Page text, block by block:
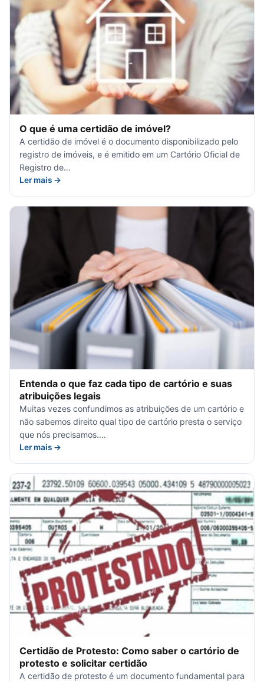
O que é uma certidão de imóvel?
A certidão de imóvel é o documento disponibilizado pelo
registro de imóveis, e é emitido em um Cartório Oficial de
Registro de…
Ler mais →
Entenda o que faz cada tipo de cartório e suas
atribuições legais
Muitas vezes confundimos as atribuições de um cartório e
não sabemos direito qual tipo de cartório presta o serviço
que nós precisamos.…
Ler mais →
Certidão de Protesto: Como saber o cartório de
protesto e solicitar certidão
A certidão de protesto é um documento fundamental para